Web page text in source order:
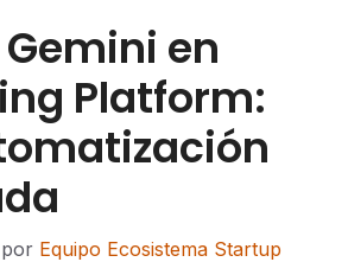
en
Platform:
por Equipo Ecosistema Startup